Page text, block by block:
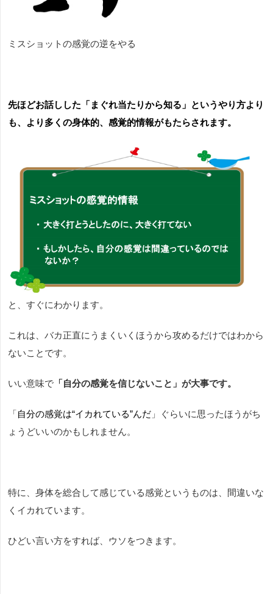
ミスショットの感覚の逆をやる
先ほどお話しした「まぐれ当たりから知る」というやり方より
も、より多くの身体的、感覚的情報がもたらされます。
と、すぐにわかります。
これは、バカ正直にうまくいくほうから攻めるだけではわから
ないことです。
いい意味で 「自分の感覚を信じないこと」が大事です。
「自分の感覚は“イカれている”んだ 」ぐらいに思ったほうがち
ょうどいいのかもしれません。
特に、身体を総合して感じている感覚というものは、間違いな
くイカれています。
ひどい言い方をすれば、ウソをつきます。